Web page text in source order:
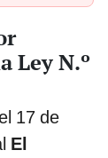
Ley N.º
17 de
El